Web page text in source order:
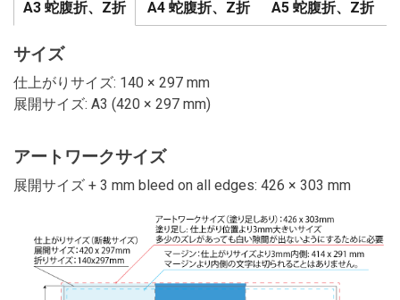
A3 蛇腹折、Z折 A4 蛇腹折、Z折 A5 蛇腹折、Z折
サイズ
仕上がりサイズ: 140 × 297 mm
展開サイズ: A3 (420 × 297 mm)
アートワークサイズ
展開サイズ + 3 mm bleed on all edges: 426 × 303 mm